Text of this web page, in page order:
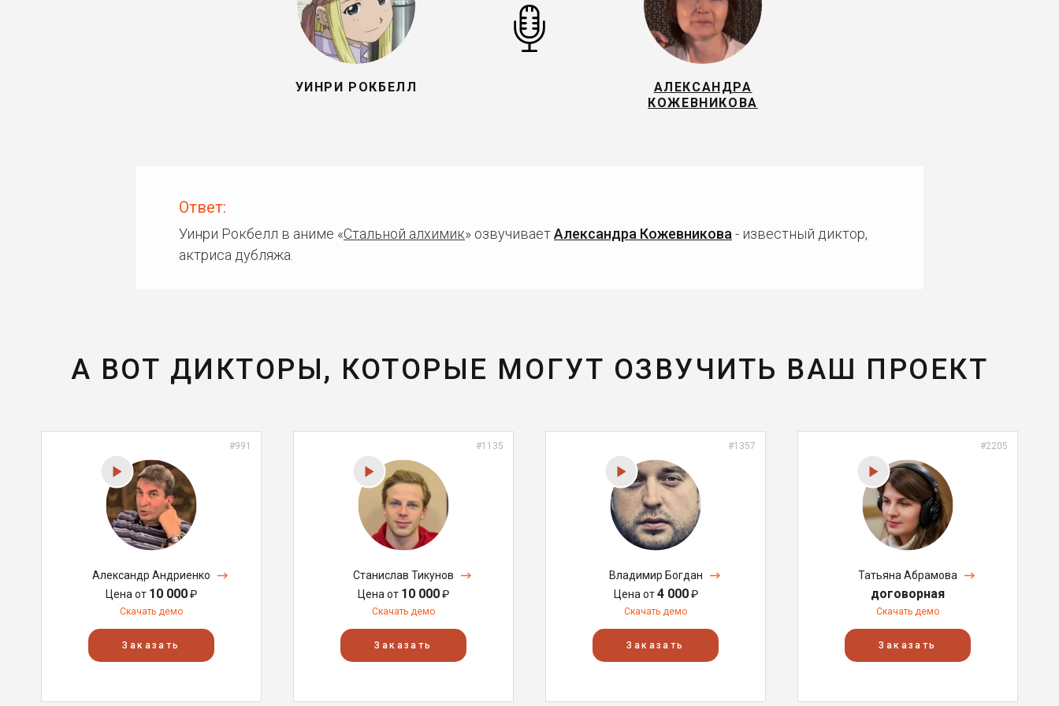
УИНРИ РОКБЕЛЛ
АЛЕКСАНДРА
КОЖЕВНИКОВА
Ответ:
Уинри Рокбелл в аниме «Стальной алхимик» озвучиваетАлександра Кожевникова - известный диктор,
актриса дубляжа.
А ВОТ ДИКТОРЫ, КОТОРЫЕ МОГУТ ОЗВУЧИТЬ ВАШ ПРОЕКТ
#991
Александр Андриенко
Цена от 10 000₽
Скачать демо
Заказать
#1135
Станислав Тикунов
Цена от 10 000₽
Скачать демо
Заказать
#1357
Владимир Богдан
Цена от4 000₽
Скачать демо
Заказать
#2205
Татьяна Абрамова
договорная
Скачать демо
Заказать